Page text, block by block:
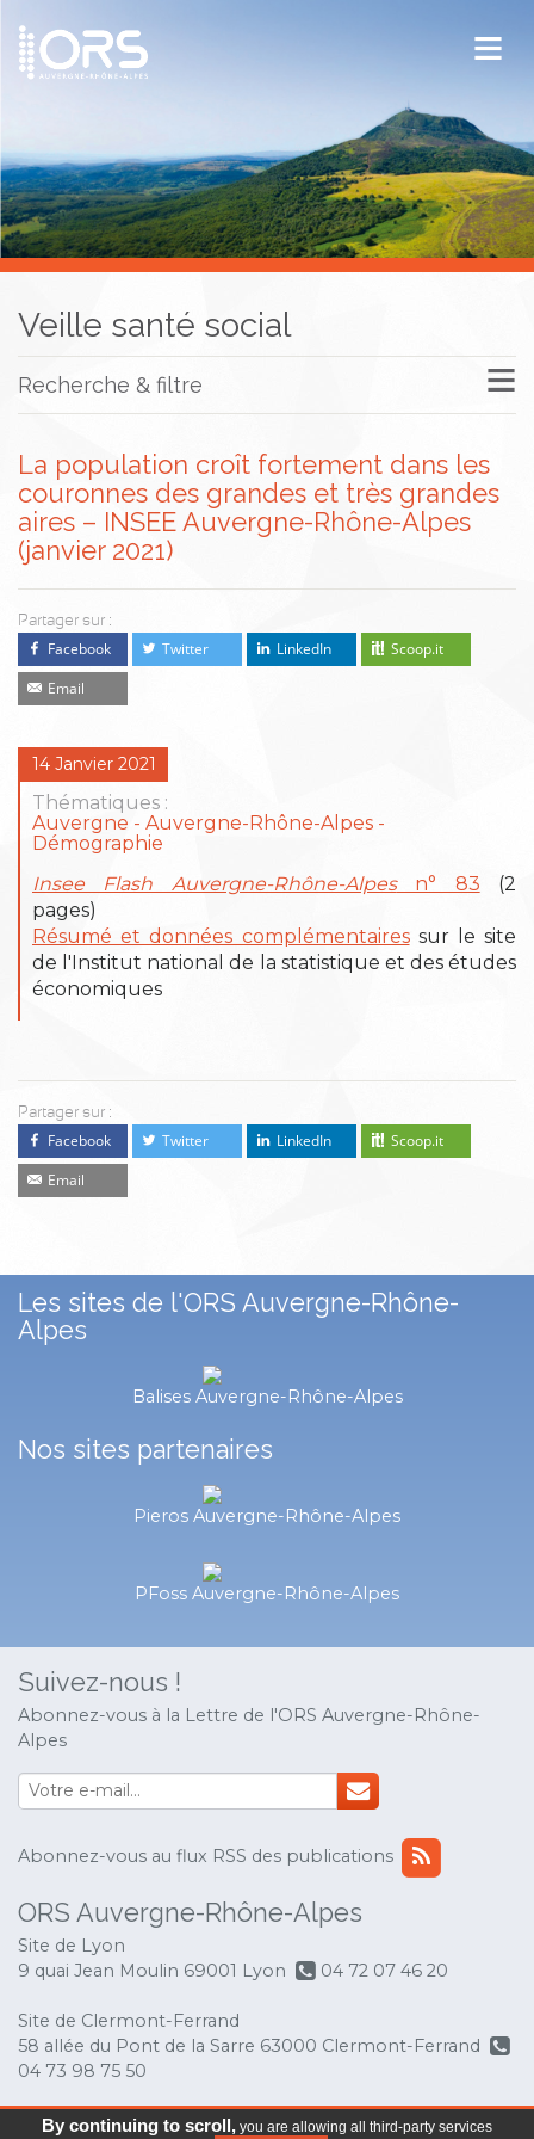
ORS Auvergne-Rhône-Alpes
Publications
Documentation / Veille
Veille santé social
Recherche & filtre
La population croît fortement dans les
couronnes des grandes et très grandes
aires – INSEE Auvergne-Rhône-Alpes
(janvier 2021)
Partager sur :
Facebook Twitter LinkedIn
Scoop.it
Email
14 Janvier 2021
Thématiques :
Auvergne
Auvergne-Rhône-Alpes
Démographie
Insee Flash Auvergne-Rhône-Alpesn° 83 (2
pages)
Résumé et données complémentairessur le site
de l'Institut national de la statistique et des études
économiques
Partager sur :
Facebook Twitter LinkedIn
Scoop.it
Email
Les sites de l'ORS Auvergne-Rhône-
Alpes
Balises Auvergne-Rhône-Alpes
Nos sites partenaires
Pieros Auvergne-Rhône-Alpes
PFoss Auvergne-Rhône-Alpes
Suivez-nous !
Abonnez-vous à la Lettre de l'ORS Auvergne-Rhône-
Alpes
Abonnez-vous au flux RSS des publications
ORS Auvergne-Rhône-Alpes
Site de Lyon
9 quai Jean Moulin 69001 Lyon
04 72 07 46 20
Site de Clermont-Ferrand
58 allée du Pont de la Sarre 63000 Clermont-Ferrand
04 73 98 75 50
© Copyright 2017 ORS Auvergne-Rhône-Alpes-
By continuing to scroll,you are allowing all third-party services